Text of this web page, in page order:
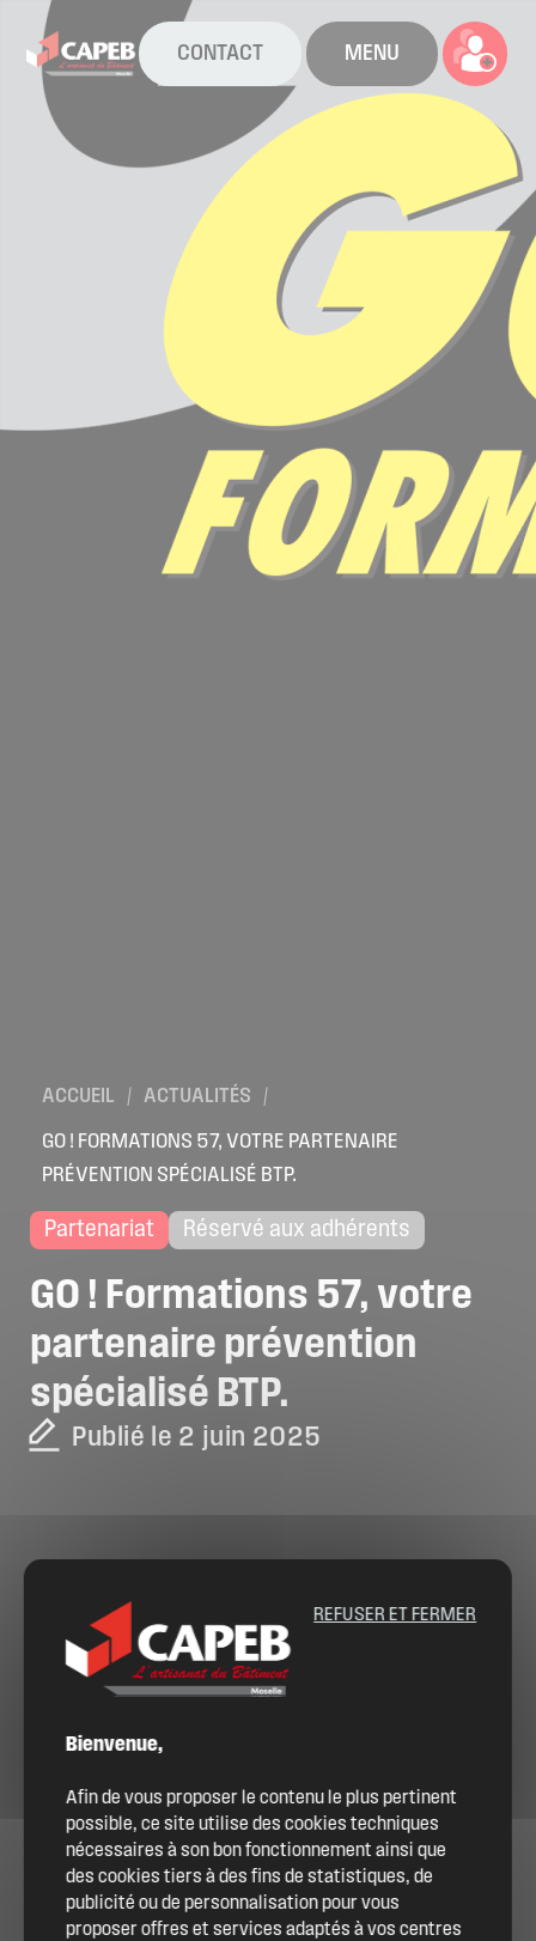
CONTACT MENU
La CAPEB
Nos services
Agenda
Boîte à outils
Boutique
Contact
Location de salles
ACCUEIL / ACTUALITÉS
/
GO ! FORMATIONS 57, VOTRE PARTENAIRE
PRÉVENTION SPÉCIALISÉ BTP.
Partenariat Réservé aux adhérents
GO ! Formations 57, votre
partenaire prévention
spécialisé BTP.
Publié le 2 juin 2025
Bienvenue,
Afin de vous proposer le contenu le plus pertinent
possible, ce site utilise des cookies techniques
nécessaires à son bon fonctionnement ainsi que
des cookies tiers à des fins de statistiques, de
publicité ou de personnalisation pour vous
proposer offres et services adaptés à vos centres
REFUSER ET FERMER